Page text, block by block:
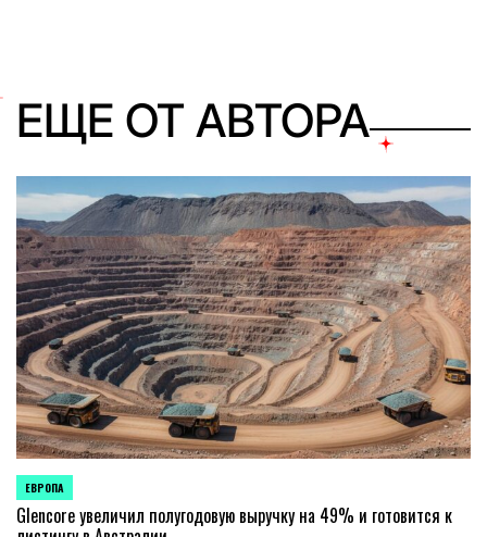
ЕЩЕ ОТ АВТОРА
ОПУБЛИКОВАНО
В
ЕВРОПА
Glencore увеличил полугодовую выручку на 49% и готовится к